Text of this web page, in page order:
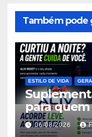
Também pode
ESTILO DE VIDA
para
alcoólicas
mercado
06/08/2026